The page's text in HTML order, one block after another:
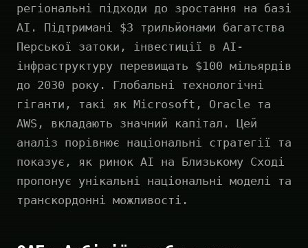
регіональні підходи до зростання на базі
AI. Підтримані $3 трильйонами багатства
Перської затоки, інвестиції в AI-
інфраструктуру перевищать $100 мільярдів
до 2030 року. Глобальні технологічні
гіганти, такі як Microsoft, Oracle та
AWS, вкладають значний капітал. Цей
аналіз порівнює національні стратегії та
показує, як ринок AI на Близькому Сході
пропонує унікальні національні моделі та
транскордонні можливості.